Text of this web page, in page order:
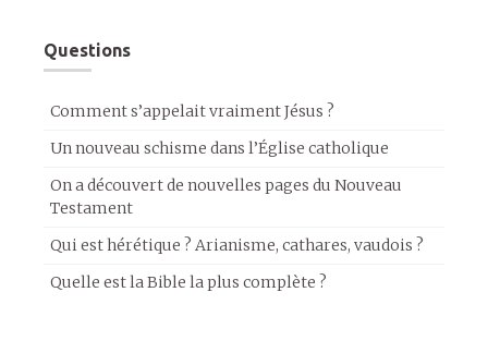
Questions
Comment s’appelait vraiment Jésus ?
Un nouveau schisme dans l’Église catholique
On a découvert de nouvelles pages du Nouveau
Testament
Qui est hérétique ? Arianisme, cathares, vaudois ?
Quelle est la Bible la plus complète ?